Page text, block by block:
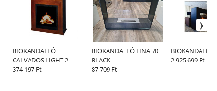
BIOKANDALLÓ
CALVADOS LIGHT 2
374 197 Ft
BIOKANDALLÓ LINA 70
BLACK
87 709 Ft
BIOKANDALLÓ
2 925 699 Ft